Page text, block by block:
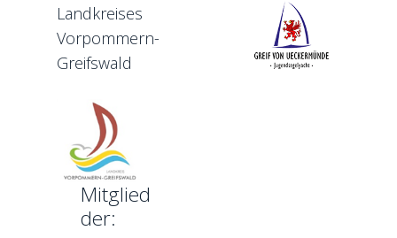
Landkreises
Vorpommern-
Greifswald
Mitglied
der: